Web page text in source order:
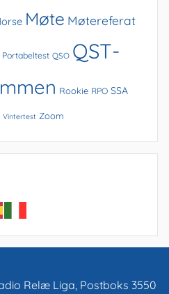
Møte Møtereferat
Portabeltest QSO QST-
Rookie RPO SSA
Vintertest Zoom
Relæ Liga, Postboks 3550